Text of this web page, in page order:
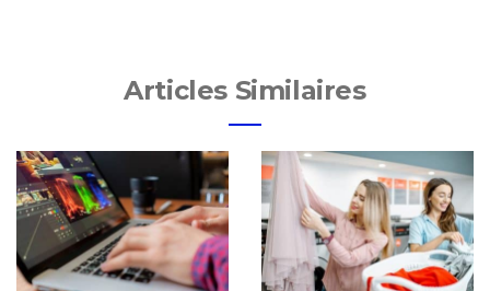
Articles Similaires